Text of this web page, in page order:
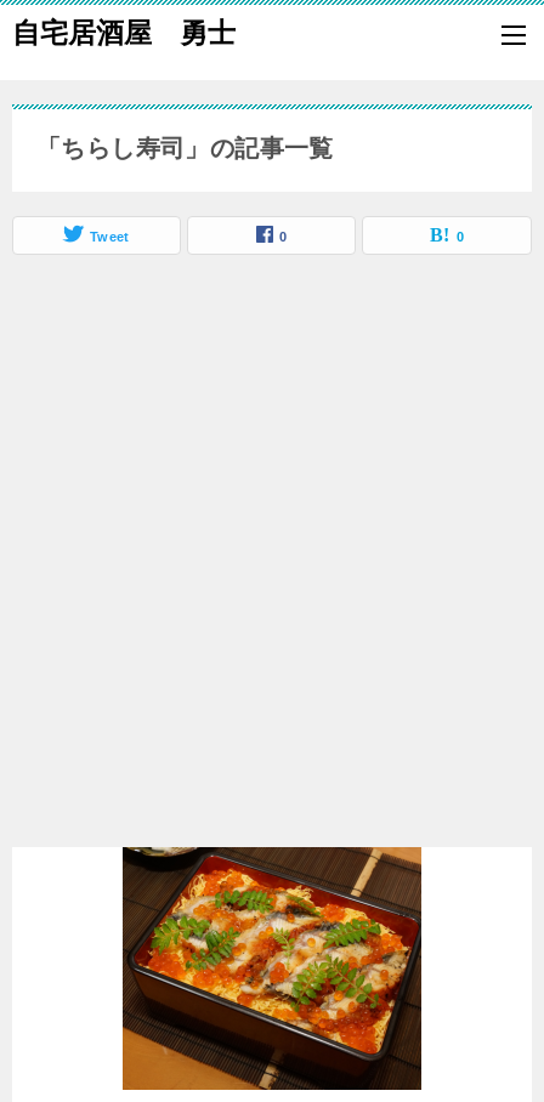
自宅居酒屋 勇士
自宅で居酒屋の「酒の肴」になる料理を楽しく作り、家族や親族に友
「ちらし寿司」の記事一覧
Tweet 0 0